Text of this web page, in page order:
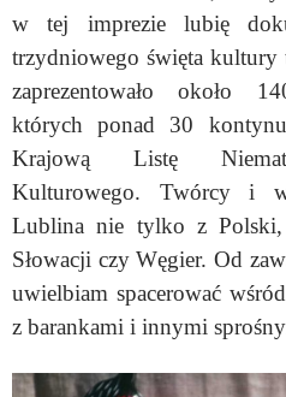
w tej imprezie lubię
trzydniowego święta
zaprezentowało około
których ponad 30
Krajową Listę
Kulturowego. Twórcy i
Lublina nie tylko z
Słowacji czy Węgier. Od
uwielbiam spacerować
z barankami i innymi